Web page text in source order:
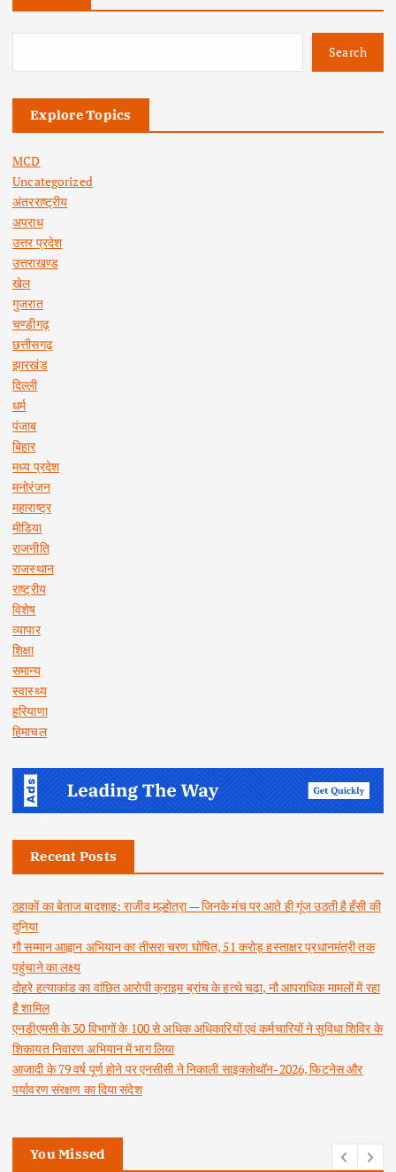
Search
Explore Topics
MCD
Uncategorized
अंतरराष्ट्रीय
अपराध
उत्तर प्रदेश
उत्तराखण्ड
खेल
गुजरात
चण्डीगढ़
छत्तीसगढ़
झारखंड
दिल्ली
धर्म
पंजाब
बिहार
मध्य प्रदेश
मनोरंजन
महाराष्ट्र
मीडिया
राजनीति
राजस्थान
राष्ट्रीय
विशेष
व्यापार
शिक्षा
समान्य
स्वास्थ्य
हरियाणा
हिमाचल
Recent Posts
ठहाकों का बेताज बादशाह: राजीव मल्होत्रा — जिनके मंच पर आते ही गूंज उठती है हँसी की
दुनिया
गौ सम्मान आह्वान अभियान का तीसरा चरण घोषित, 51 करोड़ हस्ताक्षर प्रधानमंत्री तक
पहुंचाने का लक्ष्य
दोहरे हत्याकांड का वांछित आरोपी क्राइम ब्रांच के हत्थे चढ़ा, नौ आपराधिक मामलों में रहा
है शामिल
एनडीएमसी के 30 विभागों के 100 से अधिक अधिकारियों एवं कर्मचारियों ने सुविधा शिविर के
शिकायत निवारण अभियान में भाग लिया
आजादी के 79 वर्ष पूर्ण होने पर एनसीसी ने निकाली साइक्लोथॉन-2026, फिटनेस और
पर्यावरण संरक्षण का दिया संदेश
You Missed